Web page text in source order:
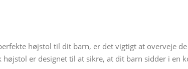
højstol til dit barn, er det vigtigt at overveje
højstol er designet til at sikre, at dit barn sidder i en